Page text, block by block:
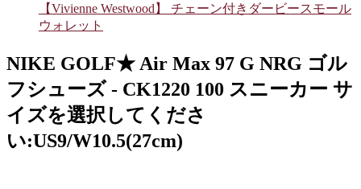
【Vivienne Westwood】 チェーン付きダービースモール
ウォレット
NIKE GOLF★ Air Max 97 G NRG ゴル
フシューズ - CK1220 100 スニーカー サ
イズを選択してくださ
い:US9/W10.5(27cm)